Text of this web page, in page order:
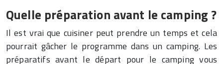
Quelle préparation avant le camping ?
Il est vrai que cuisiner peut prendre un temps et cela
pourrait gâcher le programme dans un camping. Les
préparatifs avant le départ pour le camping vous